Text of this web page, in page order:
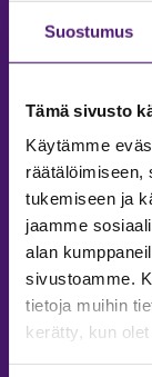
Suostumus
Tämä sivusto
Käytämme
räätälöimiseen,
tukemiseen ja
jaamme
alan
sivustoamme.
tietoja muihin
kerätty, kun